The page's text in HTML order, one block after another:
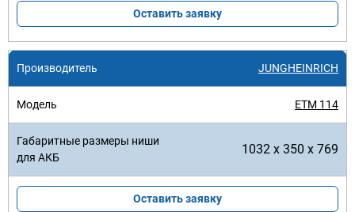
Оставить заявку
JUNGHEINRICH
ETM 114
1032 x 350 x 769
Оставить заявку